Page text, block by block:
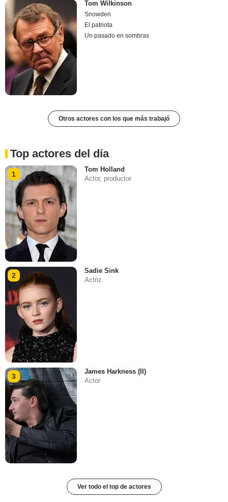
Tom Wilkinson
Snowden
El patriota
Un pasado en sombras
Otros actores con los que más trabajó
Top actores del día
1
Tom Holland
Actor, productor
2
Sadie Sink
Actriz
3
James Harkness (II)
Actor
Ver todo el top de actores